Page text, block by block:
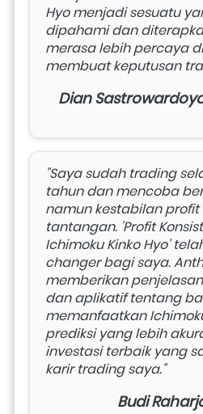
Hyo menjadi sesuatu
dipahami dan
merasa lebih percaya
membuat keputusan
Dian
"Saya sudah trading
tahun dan mencoba
namun kestabilan
tantangan. 'Profit
Ichimoku Kinko Hyo'
changer bagi saya.
memberikan
dan aplikatif tentang
memanfaatkan
prediksi yang lebih
investasi terbaik yang
karir trading saya."
Budi